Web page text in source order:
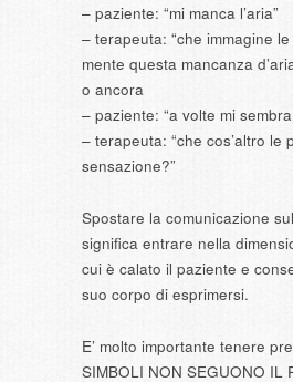
– paziente: “mi manca l’aria”
– terapeuta: “che immagine
mente questa mancanza
o ancora
– paziente: “a volte mi
– terapeuta: “che cos’altro le
sensazione?”
Spostare la comunicazione
significa entrare nella
cui è calato il paziente e
suo corpo di esprimersi.
E’ molto importante tenere
SIMBOLI NON SEGUONO IL